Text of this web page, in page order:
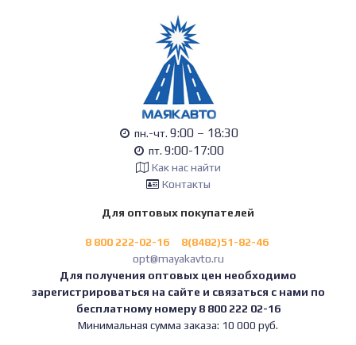
пн.-чт. 9:00 – 18:30
пт. 9:00-17:00
Как нас найти
Контакты
Для оптовых покупателей
8 800 222-02-16
8(8482)51-82-46
opt@mayakavto.ru
Для получения оптовых цен необходимо
зарегистрироваться на сайте и связаться с нами по
бесплатному номеру 8 800 222 02-16
Минимальная сумма заказа: 10 000 руб.